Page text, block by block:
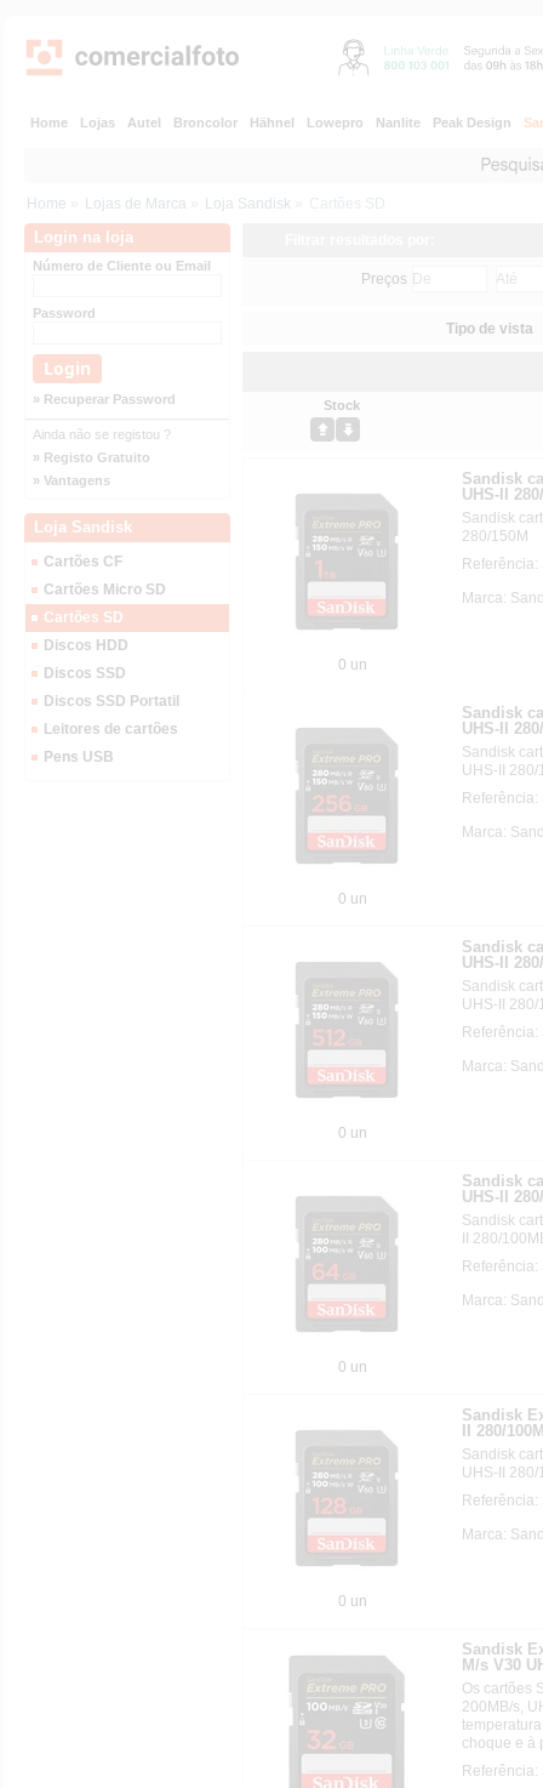
Home Lojas Autel Broncolor Hähnel Lowepro Nanlite Peak Design
Home » Lojas de Marca » Loja Sandisk » Cartões SD
Login na loja
Número de Cliente ou Email
Password
» Recuperar Password
Ainda não se registou ?
» Registo Gratuito
» Vantagens
Loja Sandisk
Cartões CF
Cartões Micro SD
Cartões SD
Discos HDD
Discos SSD
Discos SSD Portatil
Leitores de cartões
Pens USB
Preços
Tipo de vista
Stock
0 un
Sandisk
UHS-II
Sandisk
280/150M
Referência:
Marca:
0 un
Sandisk
UHS-II
Sandisk
UHS-II 280/
Referência:
Marca:
0 un
Sandisk
UHS-II
Sandisk
UHS-II 280/
Referência:
Marca:
0 un
Sandisk
UHS-II
Sandisk
II 280/
Referência:
Marca:
0 un
Sandisk
II 280/
Sandisk
UHS-II 280/
Referência:
Marca:
Sandisk
M/s V30
Os cartões
200MB/s,
choque e à
Referência: